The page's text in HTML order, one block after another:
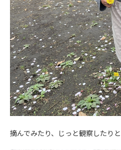
摘んでみたり、じっと観察したりと